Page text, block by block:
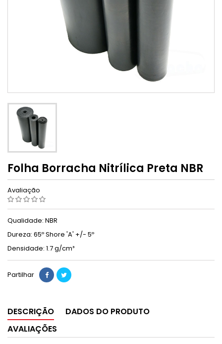
Folha Borracha Nitrílica Preta NBR
Avaliação
Qualidade: NBR
Dureza: 65º Shore 'A' +/- 5º
Densidade: 1.7 g/cm³
Partilhar
DESCRIÇÃO
DADOS DO PRODUTO
AVALIAÇÕES